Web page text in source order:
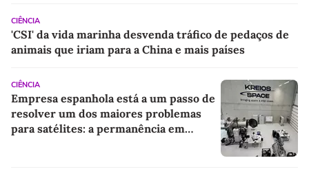
CIÊNCIA
'CSI' da vida marinha desvenda tráfico de pedaços de
animais que iriam para a China e mais países
CIÊNCIA
Empresa espanhola está a um passo de
resolver um dos maiores problemas
para satélites: a permanência em